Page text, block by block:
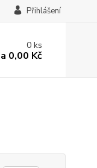
Přihlášení
0ks
0,00 Kč